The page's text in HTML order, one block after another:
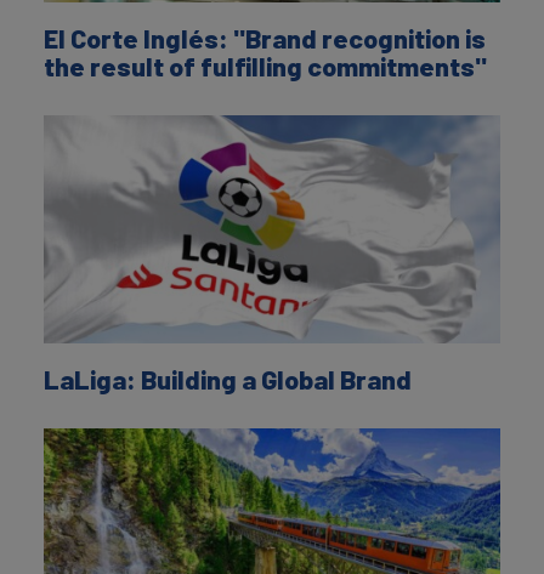
El Corte Inglés: "Brand recognition is
the result of fulfilling commitments"
LaLiga: Building a Global Brand